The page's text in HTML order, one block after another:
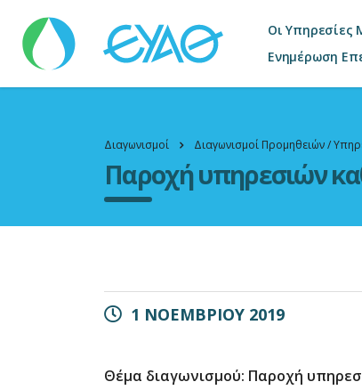
Οι Υπηρεσίες
Ενημέρωση
Διαγωνισμοί Διαγωνισμοί Προμηθειών /
Παροχή υπηρεσιών
1 ΝΟΕΜΒΡΙΟΥ 2019
Θέμα διαγωνισμού: Παροχή